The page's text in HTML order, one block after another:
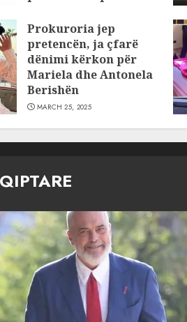
JULY 24, 2025
Prokuroria jep
pretencën, ja çfarë
dënimi kërkon për
Mariela dhe Antonela
Berishën
MARCH 25, 2025